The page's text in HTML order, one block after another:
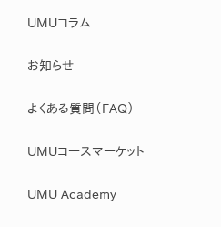
UMUコラム
お知らせ
よくある質問（FAQ）
UMUコースマーケット
UMU Academy